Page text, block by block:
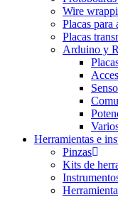
Wire
Placas
Placas
Arduino y
Herramientas e
Pinzas
Kits de